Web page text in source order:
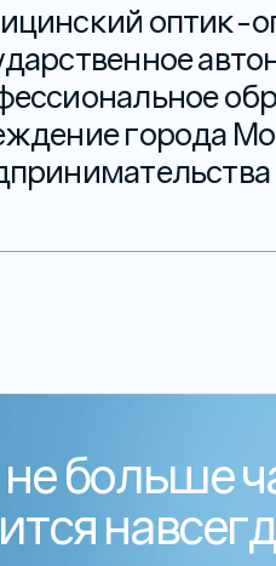
оптик-
города
больше